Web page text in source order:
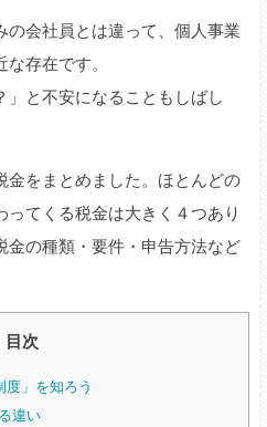
会社員とは違って、個人事業
存在です。
」と不安になることもしばし
金をまとめました。ほとんどの
てくる税金は大きく４つあり
金の種類・要件・申告方法など
目次
」を知ろう
違い